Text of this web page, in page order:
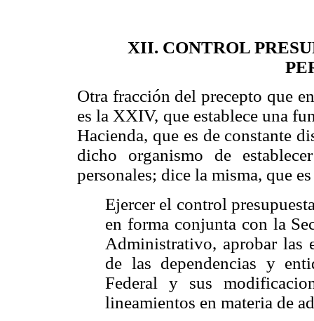
XII. CONTROL
Otra fracción del precepto que
es la XXIV, que establece una
Hacienda, que es de constante
dicho organismo de
personales; dice la misma, que
Ejercer el control
en forma conjunta con la
Administrativo, aprobar las
de las dependencias y
Federal y sus
lineamientos en materia de